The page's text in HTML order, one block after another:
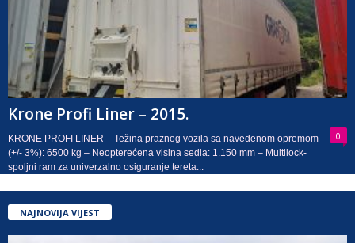
Krone Profi Liner – 2015.
0
KRONE PROFI LINER – Težina praznog vozila sa navedenom opremom
(+/- 3%): 6500 kg – Neopterećena visina sedla: 1.150 mm – Multilock-
spoljni ram za univerzalno osiguranje tereta...
NAJNOVIJA VIJEST